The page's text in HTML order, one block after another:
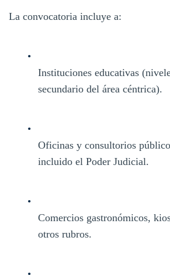
La convocatoria incluye a:
Instituciones educativas
secundario del área céntrica).
Oficinas y consultorios
incluido el Poder Judicial.
Comercios gastronómicos,
otros rubros.